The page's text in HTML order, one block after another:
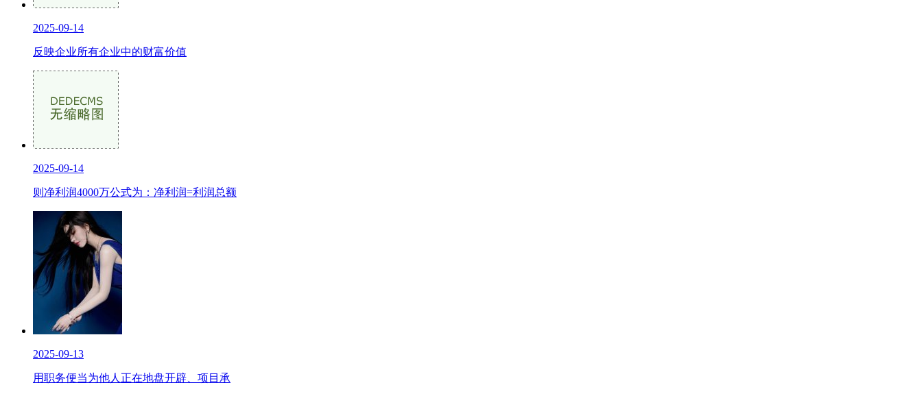
2025-09-14
反映企业所有企业中的财富价值
2025-09-14
则净利润4000万公式为：净利润=利润总额
2025-09-13
用职务便当为他人正在地盘开辟、项目承